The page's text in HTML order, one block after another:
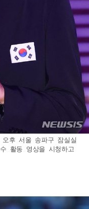
후 서울 송파구 잠실실
활동 영상을 시청하고